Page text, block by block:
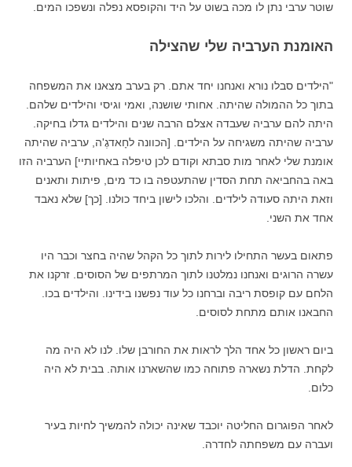
שוטר ערבי נתן לו מכה בשוט על היד והקופסא נפלה ונשפכו המים.
האומנת הערביה שלי שהצילה
"הילדים סבלו נורא ואנחנו יחד אתם. רק בערב מצאנו את המשפחה
בתוך כל ההמולה שהיתה. אחותי שושנה, ואמי וגיסי והילדים שלהם.
היתה להם ערביה שעבדה אצלם הרבה שנים והילדים גדלו בחיקה.
ערביה שהיתה משגיחה על הילדים. [הכוונה לחָאדגֶ'ה, ערביה שהיתה
אומנת שלי לאחר מות סבתא וקודם לכן טיפלה באחיותיי] הערביה הזו
באה בהחביאה תחת הסדין שהתעטפה בו כד מים, פיתות ותאנים
וזאת היתה סעודה לילדים. והלכו לישון ביחד כולנו. [כך] שלא נאבד
אחד את השני.
פתאום בעשר התחילו לירות לתוך כל הקהל שהיה בחצר וכבר היו
עשרה הרוגים ואנחנו נמלטנו לתוך המרתפים של הסוסים. זרקנו את
הלחם עם קופסת ריבה וברחנו כל עוד נפשנו בידינו. והילדים בכו.
החבאנו אותם מתחת לסוסים.
ביום ראשון כל אחד הלך לראות את החורבן שלו. לנו לא היה מה
לקחת. הדלת נשארה פתוחה כמו שהשארנו אותה. בבית לא היה
כלום.
לאחר הפוגרום החליטה יוכבד שאינה יכולה להמשיך לחיות בעיר
ועברה עם משפחתה לחדרה.